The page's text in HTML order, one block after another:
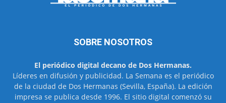
SOBRE NOSOTROS
El periódico digital decano de Dos Hermanas.
Líderes en difusión y publicidad. La Semana es el periódico
de la ciudad de Dos Hermanas (Sevilla, España). La edición
impresa se publica desde 1996. El sitio digital comenzó su